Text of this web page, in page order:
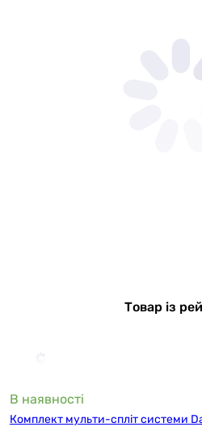
Товар із
В наявності
Комплект мульти-спліт системи